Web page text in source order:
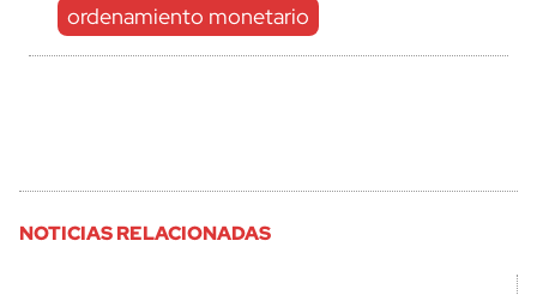
ordenamiento monetario
NOTICIAS RELACIONADAS